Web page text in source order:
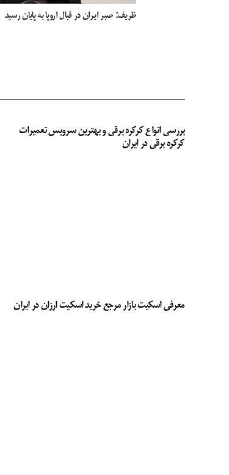
ظریف: صبر ایران در قبال اروپا به پایان رسید
بررسی انواع کرکره برقی و بهترین سرویس تعمیرات
کرکره برقی در ایران
معرفی اسکیت بازار مرجع خرید اسکیت ارزان در ایران